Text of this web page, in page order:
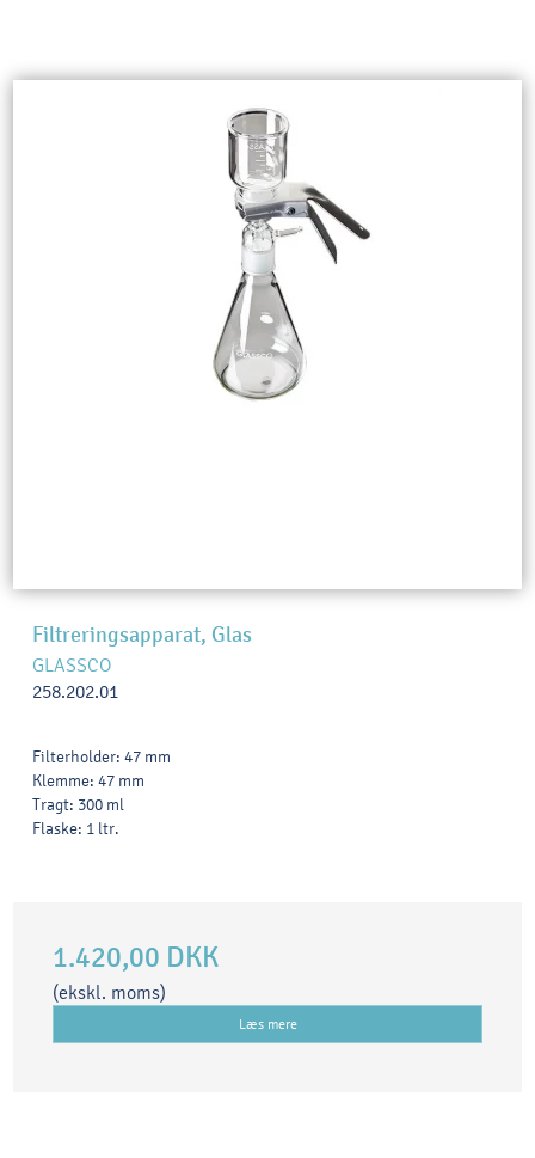
Filtreringsapparat, Glas
GLASSCO
258.202.01
Filterholder: 47 mm
Klemme: 47 mm
Tragt: 300 ml
Flaske: 1 ltr.
1.420,00 DKK
(ekskl. moms)
Læs mere